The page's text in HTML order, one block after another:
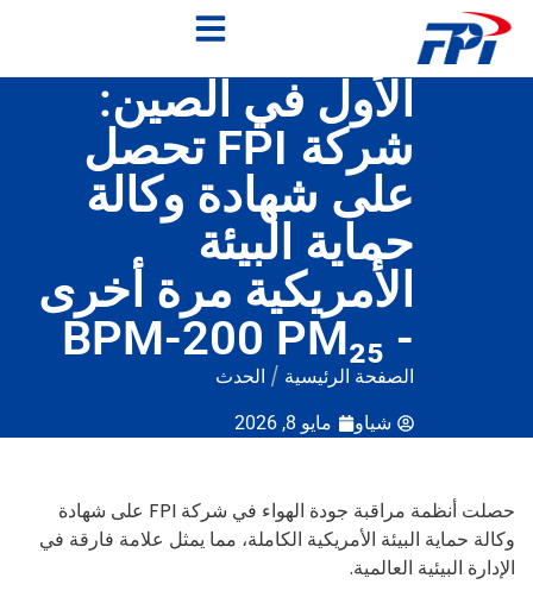
الأول في الصين:
شركة FPI تحصل
على شهادة وكالة
حماية البيئة
الأمريكية مرة أخرى
- BPM-200 PM₂₅
الصفحة الرئيسية / الحدث
شياو مايو 8, 2026
حصلت أنظمة مراقبة جودة الهواء في شركة FPI على شهادة
وكالة حماية البيئة الأمريكية الكاملة، مما يمثل علامة فارقة في
الإدارة البيئية العالمية.